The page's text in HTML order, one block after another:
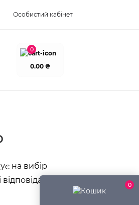
0
Особистий кабінет
0
0.00 ₴
на вибір